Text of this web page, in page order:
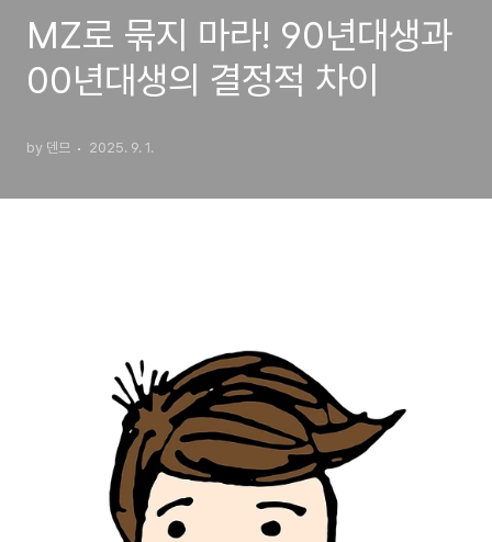
MZ로 묶지 마라! 90년대생과
00년대생의 결정적 차이
by 덴므 2025. 9. 1.